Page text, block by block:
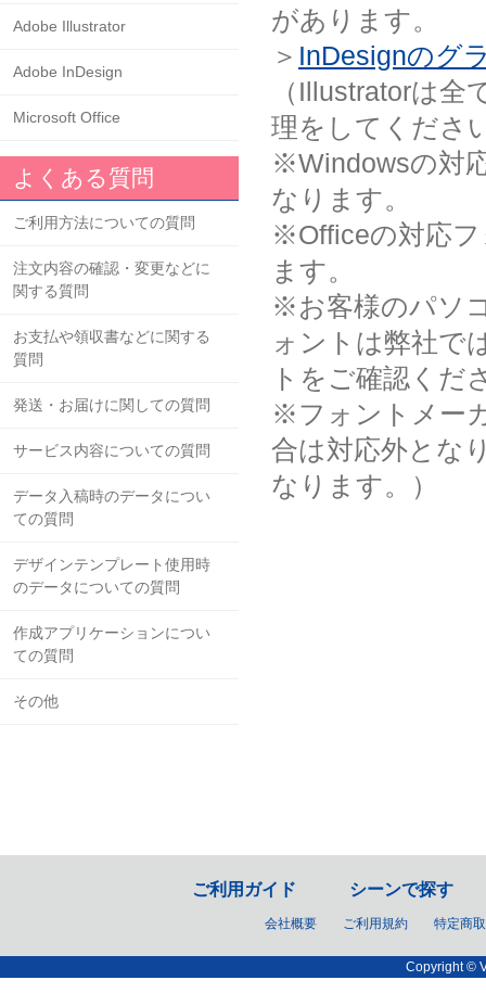
があります。
＞ InDesignのグ
（Illustratorは
理をしてくださ
※Windowsの対
なります。
※Officeの対応フ
ます。
※お客様のパソ
ォントは弊社で
トをご確認くだ
※フォントメー
合は対応外とな
なります。）
Adobe Illustrator
Adobe InDesign
Microsoft Office
よくある質問
ご利用方法についての質問
注文内容の確認・変更などに
関する質問
お支払や領収書などに関する
質問
発送・お届けに関しての質問
サービス内容についての質問
データ入稿時のデータについ
ての質問
デザインテンプレート使用時
のデータについての質問
作成アプリケーションについ
ての質問
その他
ご利用ガイド シーンで探す
会社概要 ご利用規約 特定商
Copyright ©